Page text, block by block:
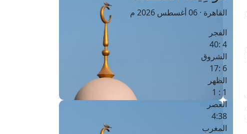
القاهرة · 06 أغسطس 2026 م
الفجر
4 :40
الشروق
6 :17
الظهر
1 : 1
العصر
4:38
المغرب